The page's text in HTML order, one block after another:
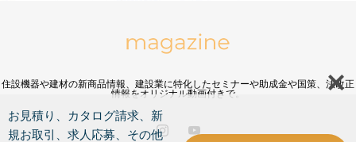
住設機器や建材の新商品情報、建設業に特化したセミナーや助成金や国策、法改正
情報をオリジナル動画付きで。
お見積り、カタログ請求、新
規お取引、求人応募、その他